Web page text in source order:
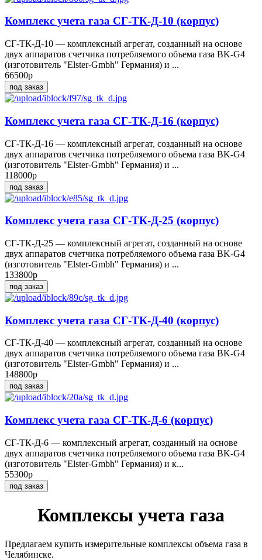
Комплекс учета газа СГ-ТК-Д-10 (корпус)
СГ-ТК-Д-10 — комплексный агрегат, созданный на основе
двух аппаратов счетчика потребляемого объема газа BK-G4
(изготовитель "Elster-Gmbh" Германия) и ...
66500р
под заказ
Комплекс учета газа СГ-ТК-Д-16 (корпус)
СГ-ТК-Д-16 — комплексный агрегат, созданный на основе
двух аппаратов счетчика потребляемого объема газа BK-G4
(изготовитель "Elster-Gmbh" Германия) и ...
118000р
под заказ
Комплекс учета газа СГ-ТК-Д-25 (корпус)
СГ-ТК-Д-25 — комплексный агрегат, созданный на основе
двух аппаратов счетчика потребляемого объема газа BK-G4
(изготовитель "Elster-Gmbh" Германия) и ...
133800р
под заказ
Комплекс учета газа СГ-ТК-Д-40 (корпус)
СГ-ТК-Д-40 — комплексный агрегат, созданный на основе
двух аппаратов счетчика потребляемого объема газа BK-G4
(изготовитель "Elster-Gmbh" Германия) и ...
148800р
под заказ
Комплекс учета газа СГ-ТК-Д-6 (корпус)
СГ-ТК-Д-6 — комплексный агрегат, созданный на основе
двух аппаратов счетчика потребляемого объема газа BK-G4
(изготовитель "Elster-Gmbh" Германия) и к...
55300р
под заказ
Комплексы учета газа
Предлагаем купить измерительные комплексы объема газа в
Челябинске.